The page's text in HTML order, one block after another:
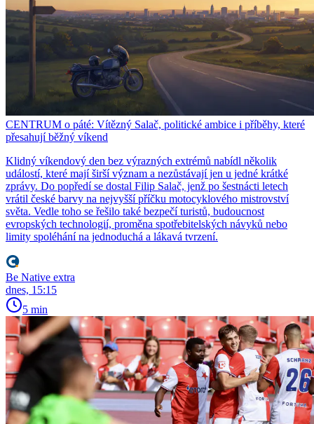
CENTRUM o páté: Vítězný Salač, politické ambice i příběhy, které
přesahují běžný víkend
Klidný víkendový den bez výrazných extrémů nabídl několik
událostí, které mají širší význam a nezůstávají jen u jedné krátké
zprávy. Do popředí se dostal Filip Salač, jenž po šestnácti letech
vrátil české barvy na nejvyšší příčku motocyklového mistrovství
světa. Vedle toho se řešilo také bezpečí turistů, budoucnost
evropských technologií, proměna spotřebitelských návyků nebo
limity spoléhání na jednoduchá a lákavá tvrzení.
Be Native extra
dnes, 15:15
5 min